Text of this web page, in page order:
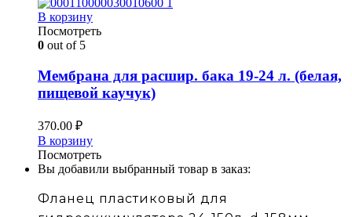
В корзину
Посмотреть
0 out of 5
Мембрана для расшир. бака 19-24 л. (белая,
пищевой каучук)
370.00 ₽
В корзину
Посмотреть
Вы добавили выбранный товар в заказ:
Фланец пластиковый для